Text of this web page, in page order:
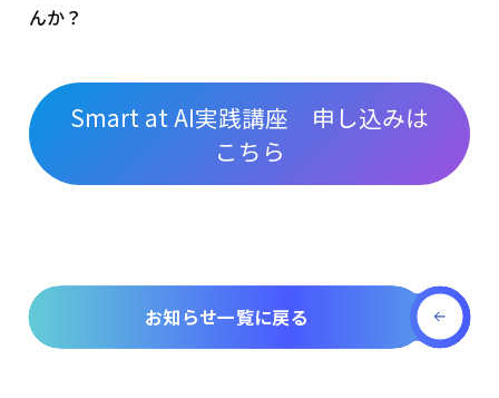
んか？
Smart at AI実践講座 申し込みは
こちら
お知らせ一覧に戻る